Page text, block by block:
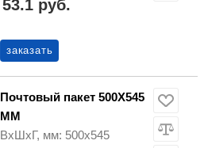
53.1 руб.
заказать
Почтовый пакет 500Х545
ММ
ВхШхГ, мм: 500х545